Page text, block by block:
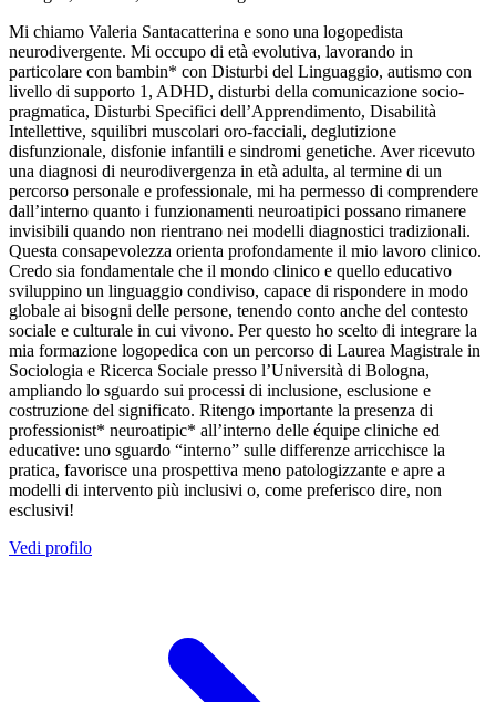
Mi chiamo Valeria Santacatterina e sono una logopedista
neurodivergente. Mi occupo di età evolutiva, lavorando in
particolare con bambin* con Disturbi del Linguaggio, autismo con
livello di supporto 1, ADHD, disturbi della comunicazione socio-
pragmatica, Disturbi Specifici dell’Apprendimento, Disabilità
Intellettive, squilibri muscolari oro-facciali, deglutizione
disfunzionale, disfonie infantili e sindromi genetiche. Aver ricevuto
una diagnosi di neurodivergenza in età adulta, al termine di un
percorso personale e professionale, mi ha permesso di comprendere
dall’interno quanto i funzionamenti neuroatipici possano rimanere
invisibili quando non rientrano nei modelli diagnostici tradizionali.
Questa consapevolezza orienta profondamente il mio lavoro clinico.
Credo sia fondamentale che il mondo clinico e quello educativo
sviluppino un linguaggio condiviso, capace di rispondere in modo
globale ai bisogni delle persone, tenendo conto anche del contesto
sociale e culturale in cui vivono. Per questo ho scelto di integrare la
mia formazione logopedica con un percorso di Laurea Magistrale in
Sociologia e Ricerca Sociale presso l’Università di Bologna,
ampliando lo sguardo sui processi di inclusione, esclusione e
costruzione del significato. Ritengo importante la presenza di
professionist* neuroatipic* all’interno delle équipe cliniche ed
educative: uno sguardo “interno” sulle differenze arricchisce la
pratica, favorisce una prospettiva meno patologizzante e apre a
modelli di intervento più inclusivi o, come preferisco dire, non
esclusivi!
Vedi profilo